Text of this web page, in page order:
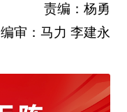
责编：杨勇
编审：马力 李建永